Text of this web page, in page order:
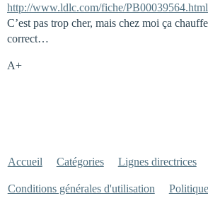
http://www.ldlc.com/fiche/PB00039564.html
C’est pas trop cher, mais chez moi ça
correct…
A+
Accueil Catégories Lignes directrices
Conditions générales d'utilisation